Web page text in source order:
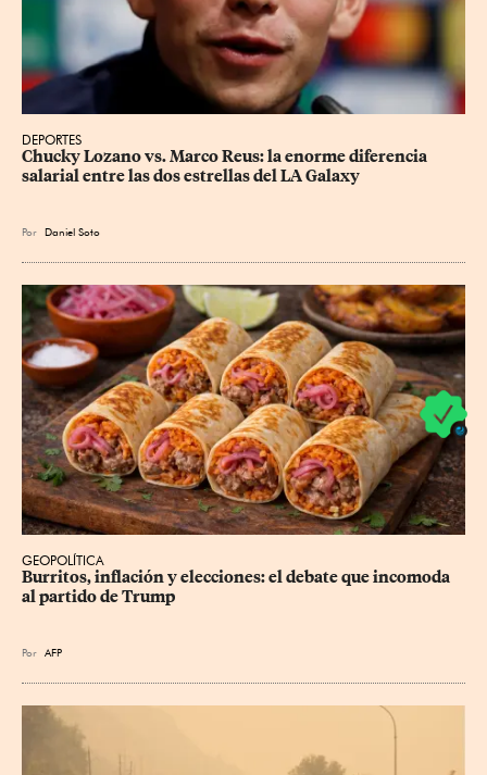
DEPORTES
Chucky Lozano vs. Marco Reus: la enorme diferencia
salarial entre las dos estrellas del LA Galaxy
Por Daniel Soto
GEOPOLÍTICA
Burritos, inflación y elecciones: el debate que incomoda
al partido de Trump
Por AFP